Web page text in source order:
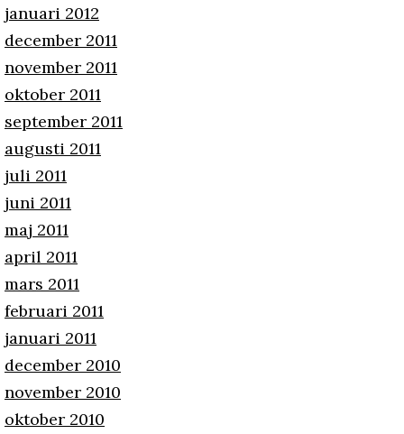
januari 2012
december 2011
november 2011
oktober 2011
september 2011
augusti 2011
juli 2011
juni 2011
maj 2011
april 2011
mars 2011
februari 2011
januari 2011
december 2010
november 2010
oktober 2010